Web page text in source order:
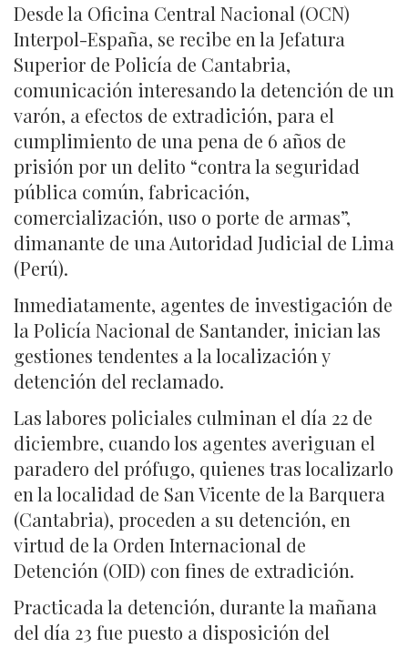
Desde la Oficina Central Nacional (OCN)
Interpol-España, se recibe en la Jefatura
Superior de Policía de Cantabria,
comunicación interesando la detención de un
varón, a efectos de extradición, para el
cumplimiento de una pena de 6 años de
prisión por un delito “contra la seguridad
pública común, fabricación,
comercialización, uso o porte de armas”,
dimanante de una Autoridad Judicial de Lima
(Perú).
Inmediatamente, agentes de investigación de
la Policía Nacional de Santander, inician las
gestiones tendentes a la localización y
detención del reclamado.
Las labores policiales culminan el día 22 de
diciembre, cuando los agentes averiguan el
paradero del prófugo, quienes tras localizarlo
en la localidad de San Vicente de la Barquera
(Cantabria), proceden a su detención, en
virtud de la Orden Internacional de
Detención (OID) con fines de extradición.
Practicada la detención, durante la mañana
del día 23 fue puesto a disposición del